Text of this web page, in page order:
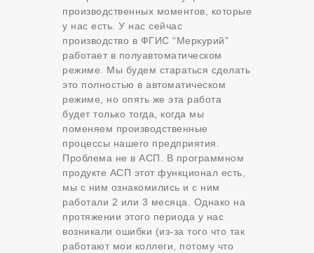
производственных моментов, которые
у нас есть. У нас сейчас
производство в ФГИС “Меркурий”
работает в полуавтоматическом
режиме. Мы будем стараться сделать
это полностью в автоматическом
режиме, но опять же эта работа
будет только тогда, когда мы
поменяем производственные
процессы нашего предприятия.
Проблема не в АСП. В программном
продукте АСП этот функционал есть,
мы с ним ознакомились и с ним
работали 2 или 3 месяца. Однако на
протяжении этого периода у нас
возникали ошибки (из-за того что так
работают мои коллеги, потому что